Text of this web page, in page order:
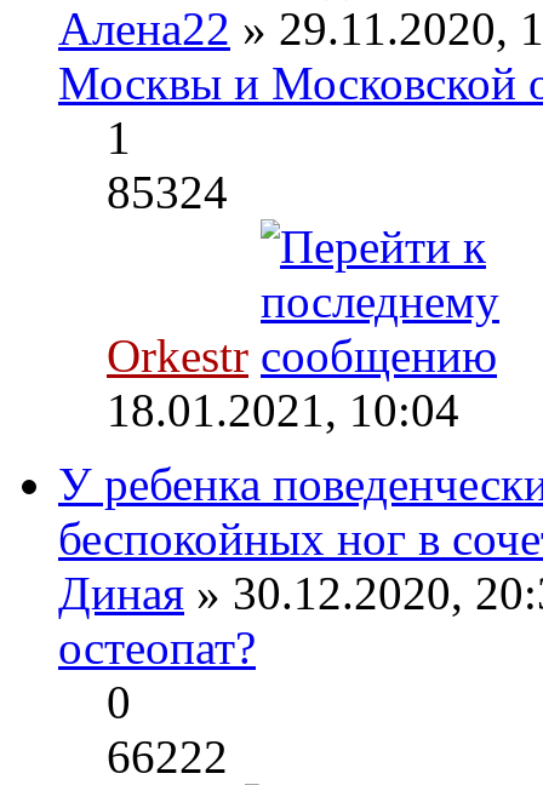
Алена22 » 29.11.2020,
Москвы и Московской
1
85324
Orkestr
18.01.2021, 10:04
У ребенка
беспокойных ног в
Диная » 30.12.2020,
остеопат?
0
66222